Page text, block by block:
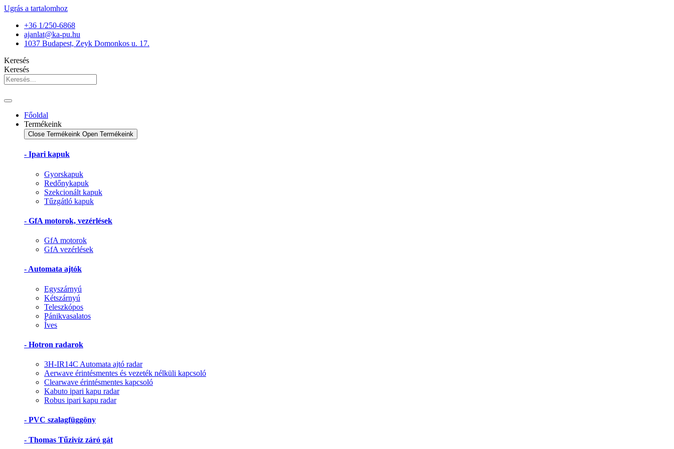
Ugrás a tartalomhoz
+36 1/250-6868
ajanlat@ka-pu.hu
1037 Budapest, Zeyk Domonkos u. 17.
Keresés
Keresés
Főoldal
Termékeink
Close Termékeink Open Termékeink
- Ipari kapuk
Gyorskapuk
Redőnykapuk
Szekcionált kapuk
Tűzgátló kapuk
- GfA motorok, vezérlések
GfA motorok
GfA vezérlések
- Automata ajtók
Egyszárnyú
Kétszárnyú
Teleszkópos
Pánikvasalatos
Íves
- Hotron radarok
3H-IR14C Automata ajtó radar
Aerwave érintésmentes és vezeték nélküli kapcsoló
Clearwave érintésmentes kapcsoló
Kabuto ipari kapu radar
Robus ipari kapu radar
- PVC szalagfüggöny
- Thomas Tűzivíz záró gát